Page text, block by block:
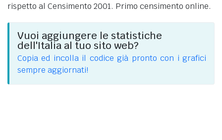
rispetto al Censimento 2001. Primo censimento online.
Vuoi aggiungere le statistiche
dell'Italia al tuo sito web?
Copia ed incolla il codice già pronto con i grafici
sempre aggiornati!